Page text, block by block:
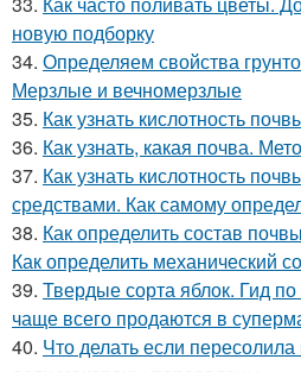
новую подборку
34. Определяем свойства
Мерзлые и вечномерзлые
35. Как узнать кислотность
36. Как узнать, какая почва.
37. Как узнать кислотность
средствами. Как самому
38. Как определить состав
Как определить механический
39. Твердые сорта яблок. Гид
чаще всего продаются в
40. Что делать если